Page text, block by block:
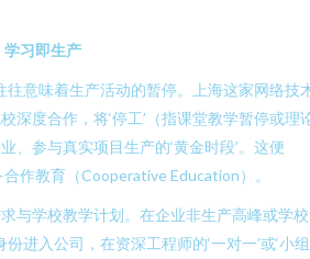
学习即生产
往意味着生产活动的暂停。上海这家网络技
深度合作，将‘停工’（指课堂教学暂停或理
、参与真实项目生产的‘黄金时段’。这便
作教育（Cooperative Education）。
与学校教学计划。在企业非生产高峰或学
进入公司，在资深工程师的‘一对一’或‘小组